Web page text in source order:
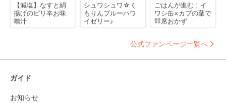
【減塩】なすと絹
揚げのピリ辛お味
噌汁
シュワシュワ☆く
もりんブルーハワ
イゼリー♪
ごはんが進む！イ
ワシ缶×カブの葉で
即席おかず
公式ファンページ一覧へ
ガイド
お知らせ